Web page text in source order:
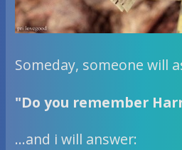
Someday, someone will
"Do you remember
…and i will answer: